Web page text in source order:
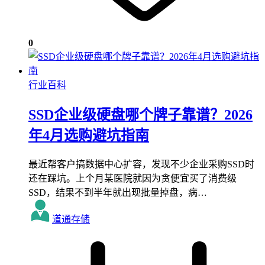
0
行业百科
SSD企业级硬盘哪个牌子靠谱？2026
年4月选购避坑指南
最近帮客户搞数据中心扩容，发现不少企业采购SSD时
还在踩坑。上个月某医院就因为贪便宜买了消费级
SSD，结果不到半年就出现批量掉盘，病…
道通存储